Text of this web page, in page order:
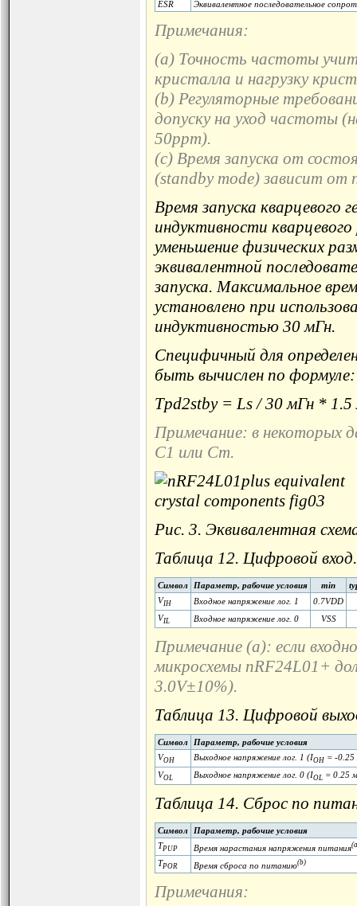
ESR
Эквивалентное последовательное
Примечания:
(a) Точность частоты
кристалла и нагрузку
(b) Регуляторные
допуску на уход частоты
50ppm).
(c) Время запуска от
(standby mode) зависит от
Время запуска кварцевого
индуктивности
уменьшение физических
эквивалентной
запуска. Максимальное
установлено при
индуктивностью 30 мГн.
Специфичный для
быть вычислен по формуле:
Tpd2stby = Ls / 30 мГн *
Примечание: в некоторых
C1 или Cm.
Рис. 3. Эквивалентная
Таблица 12. Цифровой вход.
Символ Параметр, рабочие условия min
VIH Входное напряжение лог. 1
0.7VDD
VIL Входное напряжение лог. 0 VSS
Примечание (a): если
микросхемы nRF24L01+
3.0V±10%).
Таблица 13. Цифровой
Символ
Параметр, рабочие условия
VOH Выходное напряжение лог. 1 (IOH = -
VOL Выходное напряжение лог. 0 (IOL = 0.25
Таблица 14. Сброс по
Символ
Параметр, рабочие условия
TPUP Время нарастания напряжения питания
TPOR Время сброса по питанию(b)
Примечания: